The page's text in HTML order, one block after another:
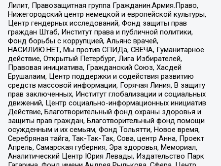
Лилит, Правозащитная группа Гражданин.Армия.Право,
Нижегородский центр немецкой и европейской культуры,
Центр гендерных исследований, Фонд защиты прав
граждан Штаб, Институт права и публичной политики,
Фонд борьбы с коррупцией, Альянс врачей,
НАСИЛИЮ.НЕТ, Мы против СПИДа, СВЕЧА, Гуманитарное
действие, Открытый Петербург, Лига Избирателей,
Правовая инициатива, Гражданский Союз, Хасдей
Ерушалаим, Центр поддержки и содействия развитию
средств массовой информации, Горячая Линия, В защиту
прав заключенных, Институт глобализации и социальных
движений, Центр социально-информационных инициатив
Действие, Благотворительный фонд охраны здоровья и
защиты прав граждан, Благотворительный фонд помощи
осужденным и их семьям, Фонд Тольятти, Новое время,
Серебряная тайга, Так-Так-Так, Сова, центр Анна, Проект
Апрель, Самарская губерния, Эра здоровья, Мемориал,
Аналитический Центр Юрия Левады, Издательство Парк